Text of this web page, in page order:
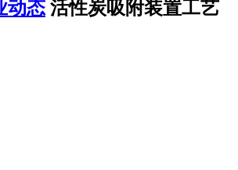
动态 活性炭吸附装置工艺